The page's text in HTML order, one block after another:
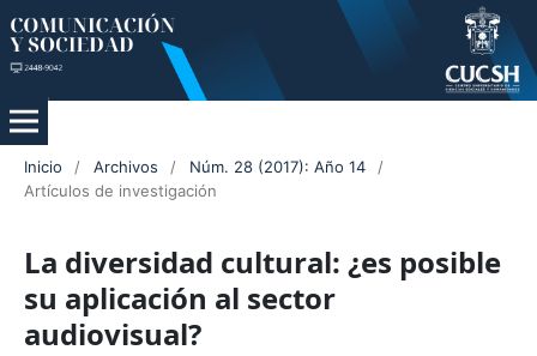
Inicio / Archivos / Núm. 28 (2017): Año 14
/
Artículos de investigación
La diversidad cultural: ¿es posible
su aplicación al sector
audiovisual?